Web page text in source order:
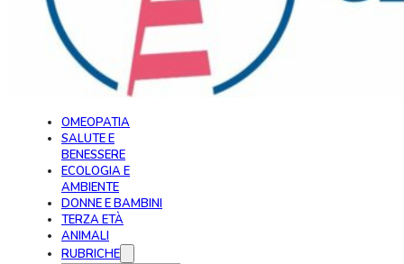
OMEOPATIA
SALUTE E
BENESSERE
ECOLOGIA E
AMBIENTE
DONNE E BAMBINI
TERZA ETÀ
ANIMALI
RUBRICHE